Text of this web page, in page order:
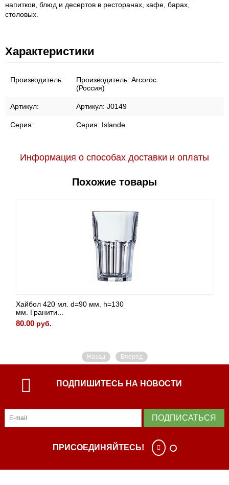
напитков, блюд и десертов в ресторанах, кафе, барах,
столовых.
Характеристики
Производитель: Производитель: Arcoroc
(Россия)
Артикул: Артикул: J0149
Серия: Серия: Islande
Информация о способах доставки и оплаты
Похожие товары
Хайбол 420 мл. d=90 мм. h=130
мм. Гранити...
80.00 руб.
Назад Вперед
ПОДПИШИТЕСЬ НА НОВОСТИ
ПОДПИСАТЬСЯ
ПРИСОЕДИНЯЙТЕСЬ!